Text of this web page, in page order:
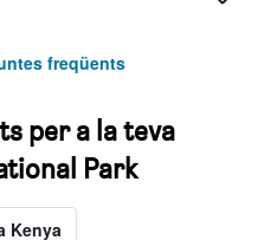
freqüents
per a la teva
Park
Kenya